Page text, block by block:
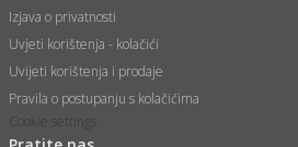
Izjava o privatnosti
Uvjeti korištenja - kolačići
Uvijeti korištenja i prodaje
Pravila o postupanju s kolačićima
Cookie settings